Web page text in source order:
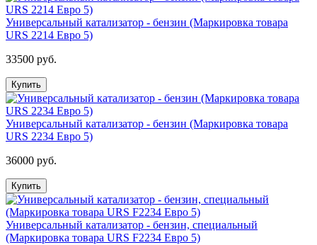
Универсальный катализатор - бензин (Маркировка товара
URS 2214 Евро 5)
33500 руб.
Купить
Универсальный катализатор - бензин (Маркировка товара
URS 2234 Евро 5)
36000 руб.
Купить
Универсальный катализатор - бензин, специальный
(Маркировка товара URS F2234 Евро 5)